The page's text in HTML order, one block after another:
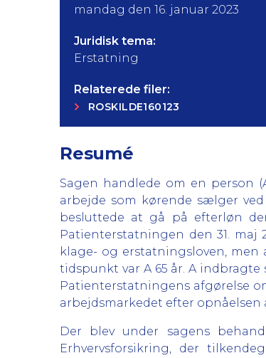
mandag den 16. januar 2023
Juridisk tema:
Erstatning
Relaterede filer:
ROSKILDE160123
Resumé
Sagen handlede om en person
arbejde som kørende sælger
besluttede at gå på efterløn
Patienterstatningen den 31. maj
klage- og erstatningsloven, men
tidspunkt var A 65 år. A
Patienterstatningens afgørelse
arbejdsmarkedet efter opnåelsen
Der blev under sagens
Erhvervsforsikring, der